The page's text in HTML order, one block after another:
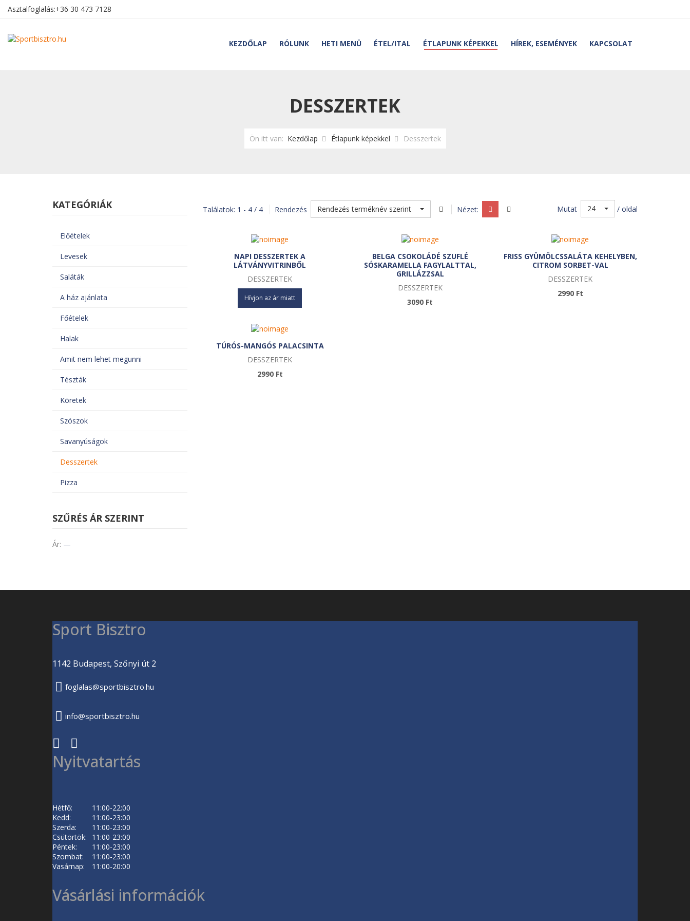
Asztalfoglalás:+36 30 473 7128
KEZDŐLAP RÓLUNK HETI MENÜ ÉTEL/ITAL ÉTLAPUNK KÉPEKKEL HÍREK, ESEMÉNYEK KAPCSOLAT
DESSZERTEK
Ön itt van: Kezdőlap Étlapunk képekkel Desszertek
KATEGÓRIÁK
Előételek
Levesek
Saláták
A ház ajánlata
Főételek
Halak
Amit nem lehet megunni
Tészták
Köretek
Szószok
Savanyúságok
Desszertek
Pizza
SZŰRÉS ÁR SZERINT
Ár: —
Találatok: 1 - 4 / 4 Rendezés Rendezés terméknév szerint Nézet: Mutat 24 / oldal
NAPI DESSZERTEK A
LÁTVÁNYVITRINBŐL
DESSZERTEK
Hívjon az ár miatt
BELGA CSOKOLÁDÉ SZUFLÉ
SÓSKARAMELLA FAGYLALTTAL,
GRILLÁZZSAL
DESSZERTEK
3090 Ft
FRISS GYÜMÖLCSSALÁTA KEHELYBEN,
CITROM SORBET-VAL
DESSZERTEK
2990 Ft
TÚRÓS-MANGÓS PALACSINTA
DESSZERTEK
2990 Ft
Sport Bisztro
1142 Budapest, Szőnyi út 2
foglalas@sportbisztro.hu
info@sportbisztro.hu
Nyitvatartás
Hétfő:
11:00-22:00
Kedd:
11:00-23:00
Szerda:
11:00-23:00
Csütörtök:
11:00-23:00
Péntek:
11:00-23:00
Szombat:
11:00-23:00
Vasárnap:
11:00-20:00
Vásárlási információk